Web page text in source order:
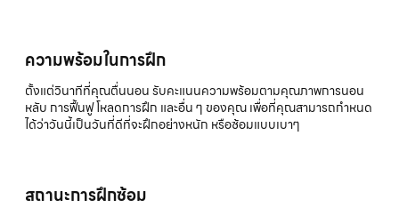
ความพร้อมในการฝึก
ตั้งแต่วินาทีที่คุณตื่นนอน รับคะแนนความพร้อมตามคุณภาพการนอน
หลับ การฟื้นฟู โหลดการฝึก และอื่น ๆ ของคุณ เพื่อที่คุณสามารถกำหนด
ได้ว่าวันนี้เป็นวันที่ดีที่จะฝึกอย่างหนัก หรือซ้อมแบบเบาๆ
สถานะการฝึกซ้อม